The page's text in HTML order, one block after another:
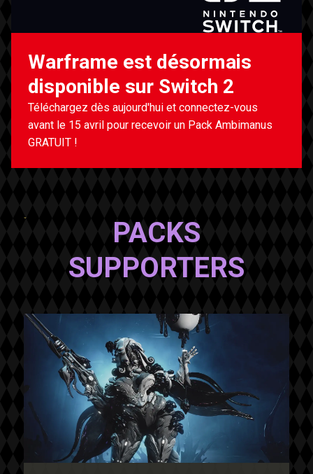
Warframe est désormais
disponible sur Switch 2
Téléchargez dès aujourd'hui et connectez-vous
avant le 15 avril pour recevoir un Pack Ambimanus
GRATUIT !
PACKS
SUPPORTERS